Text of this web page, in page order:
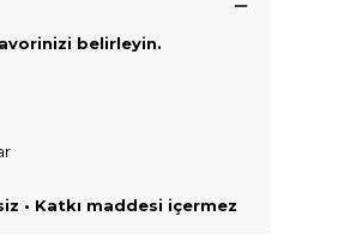
belirleyin.
• Katkı maddesi içermez